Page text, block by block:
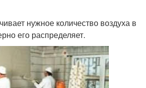
нужное количество воздуха в
его распределяет.